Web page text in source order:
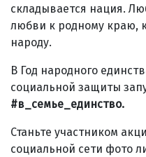
складывается нация.
любви к родному краю,
народу.
В Год народного
социальной защиты
#в_семье_единство.
Станьте участником
социальной сети фото